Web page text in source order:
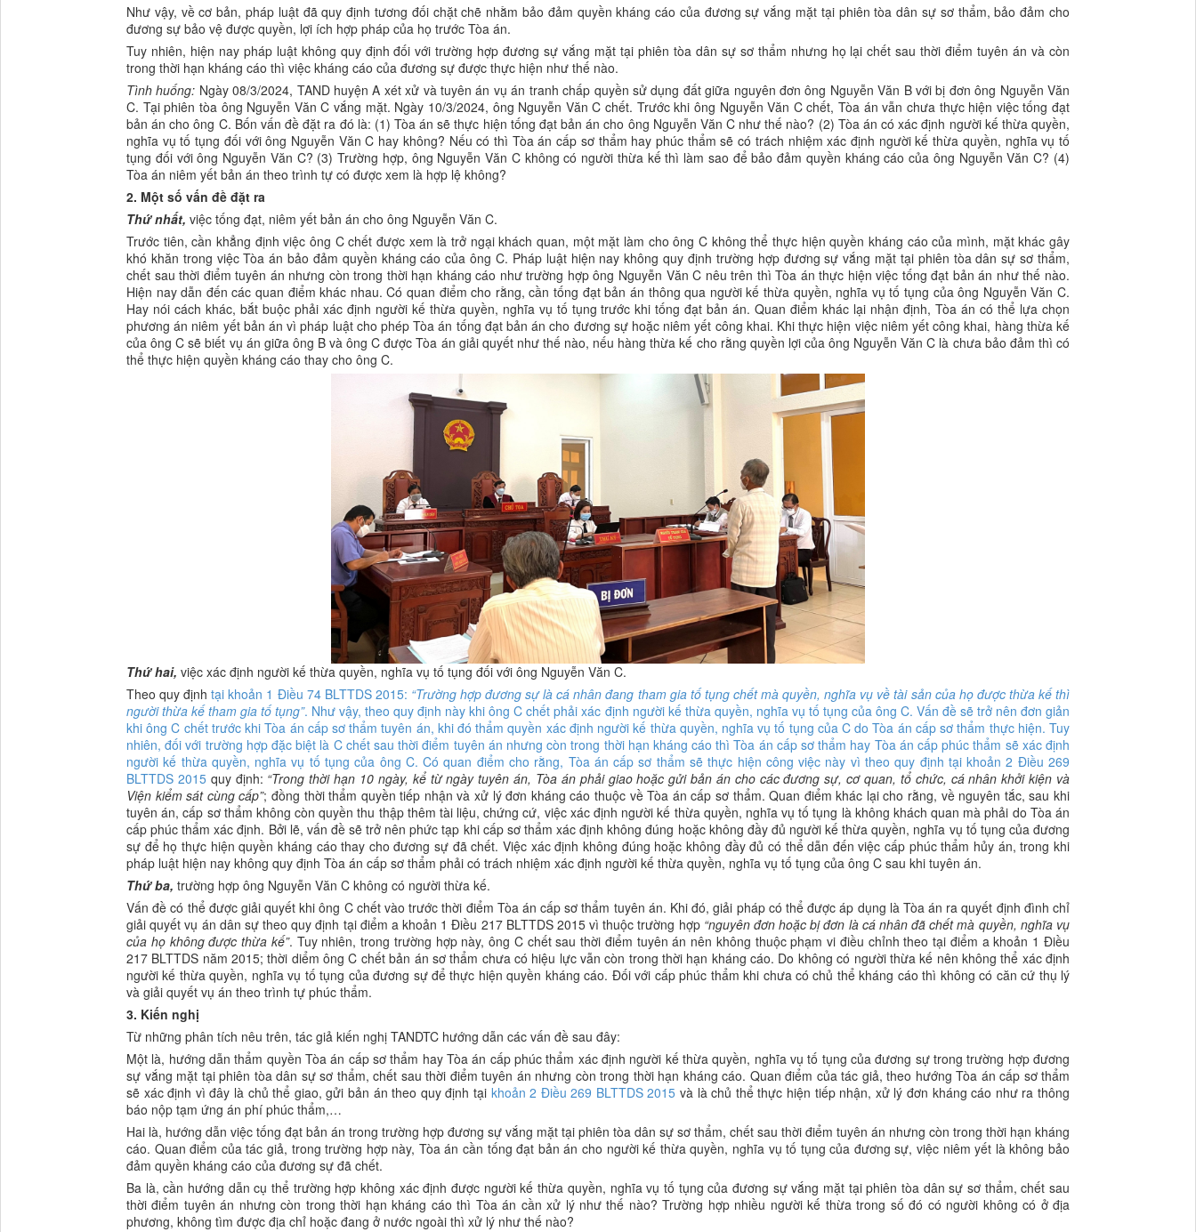
Như vậy, về cơ bản, pháp luật đã quy định tương đối chặt chẽ nhằm bảo đảm quyền kháng cáo của đương sự vắng mặt tại phiên tòa dân sự sơ thẩm, bảo đảm cho
đương sự bảo vệ được quyền, lợi ích hợp pháp của họ trước Tòa án.
Tuy nhiên, hiện nay pháp luật không quy định đối với trường hợp đương sự vắng mặt tại phiên tòa dân sự sơ thẩm nhưng họ lại chết sau thời điểm tuyên án và còn
trong thời hạn kháng cáo thì việc kháng cáo của đương sự được thực hiện như thế nào.
Tình huống: Ngày 08/3/2024, TAND huyện A xét xử và tuyên án vụ án tranh chấp quyền sử dụng đất giữa nguyên đơn ông Nguyễn Văn B với bị đơn ông Nguyễn Văn
C. Tại phiên tòa ông Nguyễn Văn C vắng mặt. Ngày 10/3/2024, ông Nguyễn Văn C chết. Trước khi ông Nguyễn Văn C chết, Tòa án vẫn chưa thực hiện việc tống đạt
bản án cho ông C. Bốn vấn đề đặt ra đó là: (1) Tòa án sẽ thực hiện tống đạt bản án cho ông Nguyễn Văn C như thế nào? (2) Tòa án có xác định người kế thừa quyền,
nghĩa vụ tố tụng đối với ông Nguyễn Văn C hay không? Nếu có thì Tòa án cấp sơ thẩm hay phúc thẩm sẽ có trách nhiệm xác định người kế thừa quyền, nghĩa vụ tố
tụng đối với ông Nguyễn Văn C? (3) Trường hợp, ông Nguyễn Văn C không có người thừa kế thì làm sao để bảo đảm quyền kháng cáo của ông Nguyễn Văn C? (4)
Tòa án niêm yết bản án theo trình tự có được xem là hợp lệ không?
2. Một số vấn đề đặt ra
Thứ nhất, việc tống đạt, niêm yết bản án cho ông Nguyễn Văn C.
Trước tiên, cần khẳng định việc ông C chết được xem là trở ngại khách quan, một mặt làm cho ông C không thể thực hiện quyền kháng cáo của mình, mặt khác gây
khó khăn trong việc Tòa án bảo đảm quyền kháng cáo của ông C. Pháp luật hiện nay không quy định trường hợp đương sự vắng mặt tại phiên tòa dân sự sơ thẩm,
chết sau thời điểm tuyên án nhưng còn trong thời hạn kháng cáo như trường hợp ông Nguyễn Văn C nêu trên thì Tòa án thực hiện việc tống đạt bản án như thế nào.
Hiện nay dẫn đến các quan điểm khác nhau. Có quan điểm cho rằng, cần tống đạt bản án thông qua người kế thừa quyền, nghĩa vụ tố tụng của ông Nguyễn Văn C.
Hay nói cách khác, bắt buộc phải xác định người kế thừa quyền, nghĩa vụ tố tụng trước khi tống đạt bản án. Quan điểm khác lại nhận định, Tòa án có thể lựa chọn
phương án niêm yết bản án vì pháp luật cho phép Tòa án tống đạt bản án cho đương sự hoặc niêm yết công khai. Khi thực hiện việc niêm yết công khai, hàng thừa kế
của ông C sẽ biết vụ án giữa ông B và ông C được Tòa án giải quyết như thế nào, nếu hàng thừa kế cho rằng quyền lợi của ông Nguyễn Văn C là chưa bảo đảm thì có
thể thực hiện quyền kháng cáo thay cho ông C.
Thứ hai, việc xác định người kế thừa quyền, nghĩa vụ tố tụng đối với ông Nguyễn Văn C.
Theo quy địnhtại khoản 1 Điều 74 BLTTDS 2015: “Trường hợp đương sự là cá nhân đang tham gia tố tụng chết mà quyền, nghĩa vụ về tài sản của họ được thừa kế thì
người thừa kế tham gia tố tụng”. Như vậy, theo quy định này khi ông C chết phải xác định người kế thừa quyền, nghĩa vụ tố tụng của ông C. Vấn đề sẽ trở nên đơn giản
khi ông C chết trước khi Tòa án cấp sơ thẩm tuyên án, khi đó thẩm quyền xác định người kế thừa quyền, nghĩa vụ tố tụng của C do Tòa án cấp sơ thẩm thực hiện. Tuy
nhiên, đối với trường hợp đặc biệt là C chết sau thời điểm tuyên án nhưng còn trong thời hạn kháng cáo thì Tòa án cấp sơ thẩm hay Tòa án cấp phúc thẩm sẽ xác định
người kế thừa quyền, nghĩa vụ tố tụng của ông C. Có quan điểm cho rằng, Tòa án cấp sơ thẩm sẽ thực hiện công việc này vì theo quy định tạikhoản 2 Điều 269
BLTTDS 2015quy định: “Trong thời hạn 10 ngày, kể từ ngày tuyên án, Tòa án phải giao hoặc gửi bản án cho các đương sự, cơ quan, tổ chức, cá nhân khởi kiện và
Viện kiểm sát cùng cấp”; đồng thời thẩm quyền tiếp nhận và xử lý đơn kháng cáo thuộc về Tòa án cấp sơ thẩm. Quan điểm khác lại cho rằng, về nguyên tắc, sau khi
tuyên án, cấp sơ thẩm không còn quyền thu thập thêm tài liệu, chứng cứ, việc xác định người kế thừa quyền, nghĩa vụ tố tụng là không khách quan mà phải do Tòa án
cấp phúc thẩm xác định. Bởi lẽ, vấn đề sẽ trở nên phức tạp khi cấp sơ thẩm xác định không đúng hoặc không đầy đủ người kế thừa quyền, nghĩa vụ tố tụng của đương
sự để họ thực hiện quyền kháng cáo thay cho đương sự đã chết. Việc xác định không đúng hoặc không đầy đủ có thể dẫn đến việc cấp phúc thẩm hủy án, trong khi
pháp luật hiện nay không quy định Tòa án cấp sơ thẩm phải có trách nhiệm xác định người kế thừa quyền, nghĩa vụ tố tụng của ông C sau khi tuyên án.
Thứ ba, trường hợp ông Nguyễn Văn C không có người thừa kế.
Vấn đề có thể được giải quyết khi ông C chết vào trước thời điểm Tòa án cấp sơ thẩm tuyên án. Khi đó, giải pháp có thể được áp dụng là Tòa án ra quyết định đình chỉ
giải quyết vụ án dân sự theo quy định tại điểm a khoản 1 Điều 217 BLTTDS 2015 vì thuộc trường hợp “nguyên đơn hoặc bị đơn là cá nhân đã chết mà quyền, nghĩa vụ
của họ không được thừa kế”. Tuy nhiên, trong trường hợp này, ông C chết sau thời điểm tuyên án nên không thuộc phạm vi điều chỉnh theo tại điểm a khoản 1 Điều
217 BLTTDS năm 2015; thời diểm ông C chết bản án sơ thẩm chưa có hiệu lực vẫn còn trong thời hạn kháng cáo. Do không có người thừa kế nên không thể xác định
người kế thừa quyền, nghĩa vụ tố tụng của đương sự để thực hiện quyền kháng cáo. Đối với cấp phúc thẩm khi chưa có chủ thể kháng cáo thì không có căn cứ thụ lý
và giải quyết vụ án theo trình tự phúc thẩm.
3. Kiến nghị
Từ những phân tích nêu trên, tác giả kiến nghị TANDTC hướng dẫn các vấn đề sau đây:
Một là, hướng dẫn thẩm quyền Tòa án cấp sơ thẩm hay Tòa án cấp phúc thẩm xác định người kế thừa quyền, nghĩa vụ tố tụng của đương sự trong trường hợp đương
sự vắng mặt tại phiên tòa dân sự sơ thẩm, chết sau thời điểm tuyên án nhưng còn trong thời hạn kháng cáo. Quan điểm của tác giả, theo hướng Tòa án cấp sơ thẩm
sẽ xác định vì đây là chủ thể giao, gửi bản án theo quy định tại khoản 2 Điều 269 BLTTDS 2015 và là chủ thể thực hiện tiếp nhận, xử lý đơn kháng cáo như ra thông
báo nộp tạm ứng án phí phúc thẩm,…
Hai là, hướng dẫn việc tống đạt bản án trong trường hợp đương sự vắng mặt tại phiên tòa dân sự sơ thẩm, chết sau thời điểm tuyên án nhưng còn trong thời hạn kháng
cáo. Quan điểm của tác giả, trong trường hợp này, Tòa án cần tống đạt bản án cho người kế thừa quyền, nghĩa vụ tố tụng của đương sự, việc niêm yết là không bảo
đảm quyền kháng cáo của đương sự đã chết.
Ba là, cần hướng dẫn cụ thể trường hợp không xác định được người kế thừa quyền, nghĩa vụ tố tụng của đương sự vắng mặt tại phiên tòa dân sự sơ thẩm, chết sau
thời điểm tuyên án nhưng còn trong thời hạn kháng cáo thì Tòa án cần xử lý như thế nào? Trường hợp nhiều người kế thừa trong số đó có người không có ở địa
phương, không tìm được địa chỉ hoặc đang ở nước ngoài thì xử lý như thế nào?